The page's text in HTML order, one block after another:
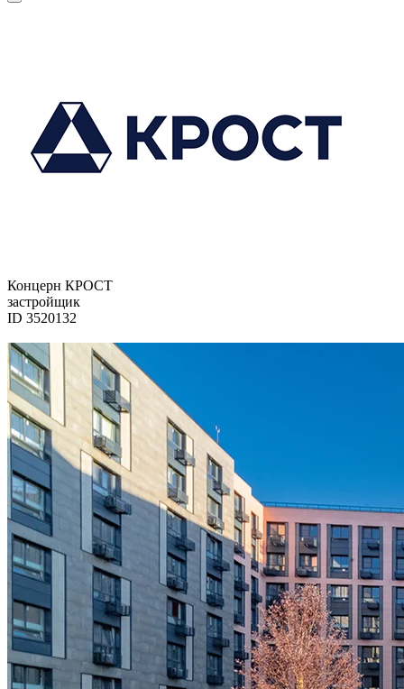
Концерн КРОСТ
застройщик
ID 3520132